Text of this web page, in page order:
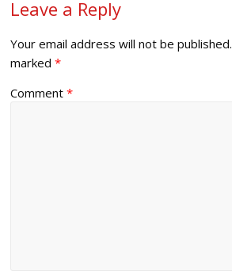
Leave a Reply
Your email address will not be published.
marked*
Comment*